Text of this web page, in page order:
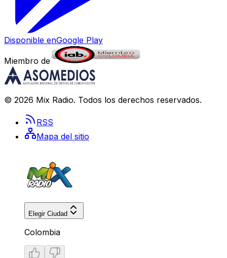
Disponible enGoogle Play
Miembro de
© 2026 Mix Radio. Todos los derechos reservados.
RSS
Mapa del sitio
Elegir Ciudad
Colombia